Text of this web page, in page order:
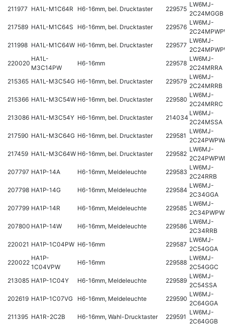
211977 HA1L-M1C64R H6-16mm, bel. Drucktaster 229575
LW6MJ-
2C24MGGB
217589 HA1L-M1C64S H6-16mm, bel. Drucktaster 229576
LW6MJ-
211998 HA1L-M1C64W H6-16mm, bel. Drucktaster 229577
LW6MJ-
220020
HA1L-
M3C14PW
H6-16mm 229578
LW6MJ-
2C24MRRA
215365 HA1L-M3C54G H6-16mm, bel. Drucktaster 229579
LW6MJ-
2C24MRRB
215366 HA1L-M3C54W H6-16mm, bel. Drucktaster 229580
LW6MJ-
2C24MRRC
213086 HA1L-M3C54Y H6-16mm, bel. Drucktaster 214034
LW6MJ-
2C24MSSA
217590 HA1L-M3C64G H6-16mm, bel. Drucktaster 229581
LW6MJ-
217459 HA1L-M3C64W H6-16mm, bel. Drucktaster 229582
LW6MJ-
207797 HA1P-14A H6-16mm, Meldeleuchte 229583
LW6MJ-
2C24RRB
207798 HA1P-14G H6-16mm, Meldeleuchte 229584
LW6MJ-
2C34GGA
207799 HA1P-14R H6-16mm, Meldeleuchte 229585
LW6MJ-
207800 HA1P-14W H6-16mm, Meldeleuchte 229586
LW6MJ-
2C34RRB
220021 HA1P-1C04PW H6-16mm 229587
LW6MJ-
2C54GGA
220022
HA1P-
1C04VPW
H6-16mm 229588
LW6MJ-
2C54GGC
213085 HA1P-1C04Y H6-16mm, Meldeleuchte 229589
LW6MJ-
2C54SSA
202619 HA1P-1C07VG H6-16mm, Meldeleuchte 229590
LW6MJ-
2C64GGA
211395 HA1R-2C2B H6-16mm, Wahl-Drucktaster 229591
LW6MJ-
2C64GGB